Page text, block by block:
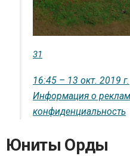
31
16:45 – 13 окт. 2019 г.
Информация о
конфиденциальность
Юниты Орды